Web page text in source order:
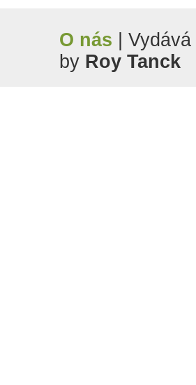
O nás | Vydává
by Roy Tanck